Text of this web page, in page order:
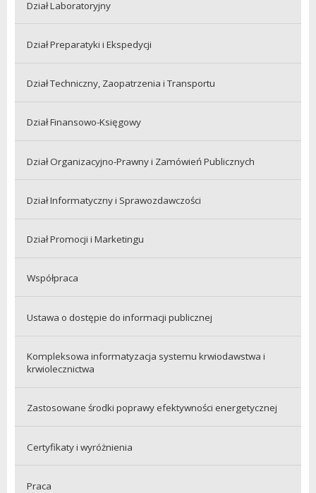
Dział Laboratoryjny
Dział Preparatyki i Ekspedycji
Dział Techniczny, Zaopatrzenia i Transportu
Dział Finansowo-Księgowy
Dział Organizacyjno-Prawny i Zamówień Publicznych
Dział Informatyczny i Sprawozdawczości
Dział Promocji i Marketingu
Współpraca
Ustawa o dostępie do informacji publicznej
Kompleksowa informatyzacja systemu krwiodawstwa i
krwiolecznictwa
Zastosowane środki poprawy efektywności energetycznej
Certyfikaty i wyróżnienia
Praca